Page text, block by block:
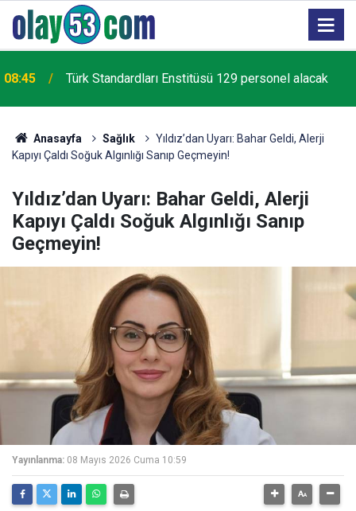
08:33 YKS tercih süreci bugün sona eriyor
Anasayfa Sağlık
Yıldız’dan Uyarı: Bahar Geldi, Alerji
Kapıyı Çaldı Soğuk Algınlığı Sanıp Geçmeyin!
Yıldız’dan Uyarı: Bahar Geldi, Alerji
Kapıyı Çaldı Soğuk Algınlığı Sanıp
Geçmeyin!
Yayınlanma: 08 Mayıs 2026 Cuma 10:59